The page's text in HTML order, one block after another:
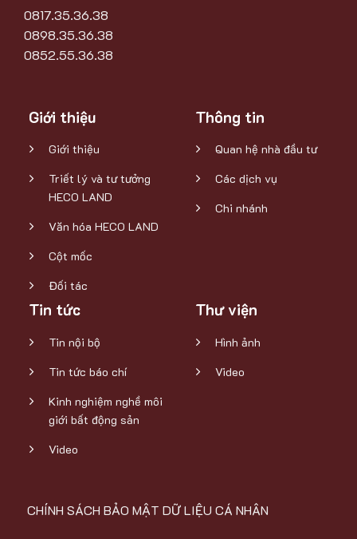
0817.35.36.38
0898.35.36.38
0852.55.36.38
Giới thiệu
Giới thiệu
Triết lý và tư tưởng
HECO LAND
Văn hóa HECO LAND
Cột mốc
Đối tác
Thông tin
Quan hệ nhà đầu tư
Các dịch vụ
Chi nhánh
Tin tức
Tin nội bộ
Tin tức báo chí
Kinh nghiệm nghề môi
giới bất động sản
Video
Thư viện
Hình ảnh
Video
CHÍNH SÁCH BẢO MẬT DỮ LIỆU CÁ NHÂN